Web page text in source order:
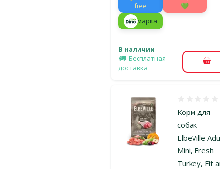
free
💚
марка
В наличии
Бесплатная
доставка
В
Корм для
собак –
ElbeVille
Mini, Fresh
Turkey, Fit